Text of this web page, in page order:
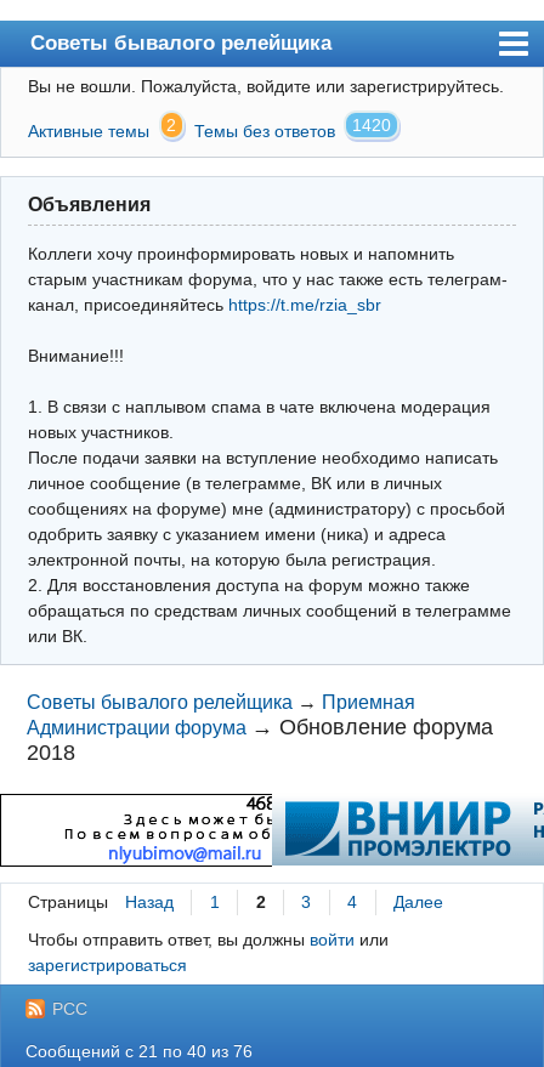
Советы бывалого релейщика
Форум
Правила
Поиск
Регистрация
Архив
Почта
Поиск релейщика
Видео РЗиА
Фотохостинг
Телеграм
Вы не вошли. Пожалуйста, войдите или зарегистрируйтесь.
Активные темы 2 Темы без ответов 1420
Объявления
Коллеги хочу проинформировать новых и напомнить
старым участникам форума, что у нас также есть телеграм-
канал, присоединяйтесь https://t.me/rzia_sbr
Внимание!!!
1. В связи с наплывом спама в чате включена модерация
новых участников.
После подачи заявки на вступление необходимо написать
личное сообщение (в телеграмме, ВК или в личных
сообщениях на форуме) мне (администратору) с просьбой
одобрить заявку с указанием имени (ника) и адреса
электронной почты, на которую была регистрация.
2. Для восстановления доступа на форум можно также
обращаться по средствам личных сообщений в телеграмме
или ВК.
Советы бывалого релейщика → Приемная
Администрации форума →Обновление форума
2018
Страницы Назад 1 2 3 4
Далее
Чтобы отправить ответ, вы должны войти или
зарегистрироваться
РСС
Сообщений с 21 по 40 из 76